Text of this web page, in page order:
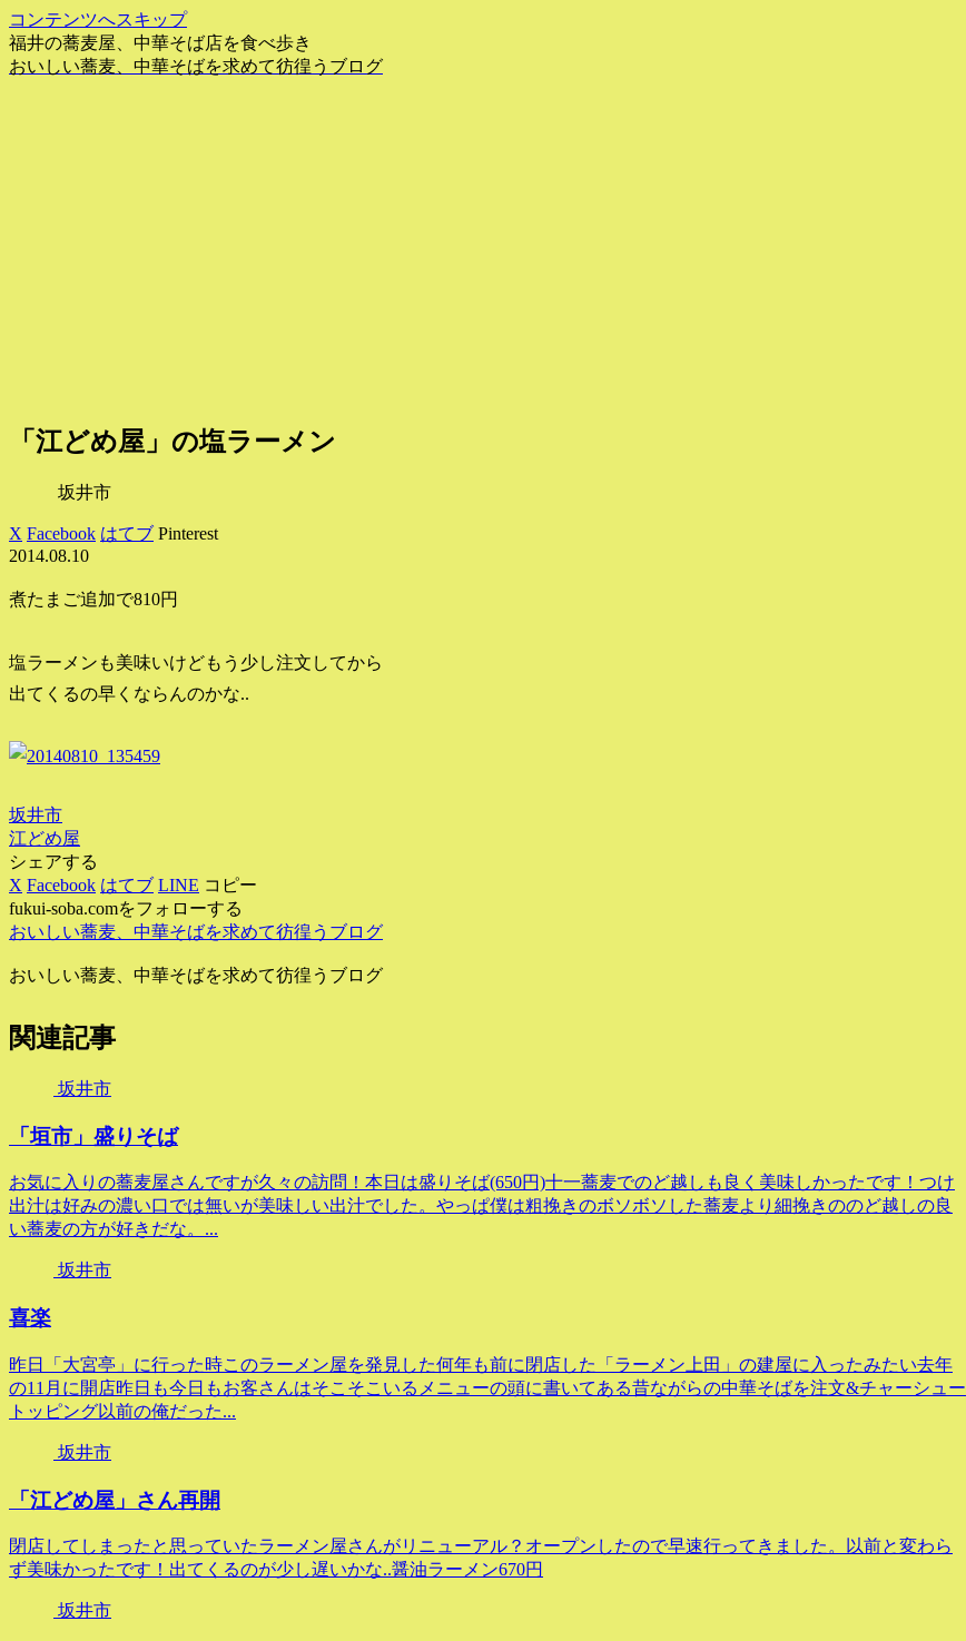
コンテンツへスキップ
福井の蕎麦屋、中華そば店を食べ歩き
おいしい蕎麦、中華そばを求めて彷徨うブログ
「江どめ屋」の塩ラーメン
坂井市
X Facebook はてブ Pinterest
2014.08.10
煮たまご追加で810円
塩ラーメンも美味いけどもう少し注文してから
出てくるの早くならんのかな..
坂井市
江どめ屋
シェアする
X Facebook はてブ LINE コピー
fukui-soba.comをフォローする
おいしい蕎麦、中華そばを求めて彷徨うブログ
おいしい蕎麦、中華そばを求めて彷徨うブログ
関連記事
坂井市
「垣市」盛りそば
お気に入りの蕎麦屋さんですが久々の訪問！本日は盛りそば(650円)十一蕎麦でのど越しも良く美味しかったです！つけ
出汁は好みの濃い口では無いが美味しい出汁でした。やっぱ僕は粗挽きのボソボソした蕎麦より細挽きののど越しの良
い蕎麦の方が好きだな。...
坂井市
喜楽
昨日「大宮亭」に行った時このラーメン屋を発見した何年も前に閉店した「ラーメン上田」の建屋に入ったみたい去年
の11月に開店昨日も今日もお客さんはそこそこいるメニューの頭に書いてある昔ながらの中華そばを注文&チャーシュー
トッピング以前の俺だった...
坂井市
「江どめ屋」さん再開
閉店してしまったと思っていたラーメン屋さんがリニューアル？オープンしたので早速行ってきました。以前と変わら
ず美味かったです！出てくるのが少し遅いかな..醤油ラーメン670円
坂井市